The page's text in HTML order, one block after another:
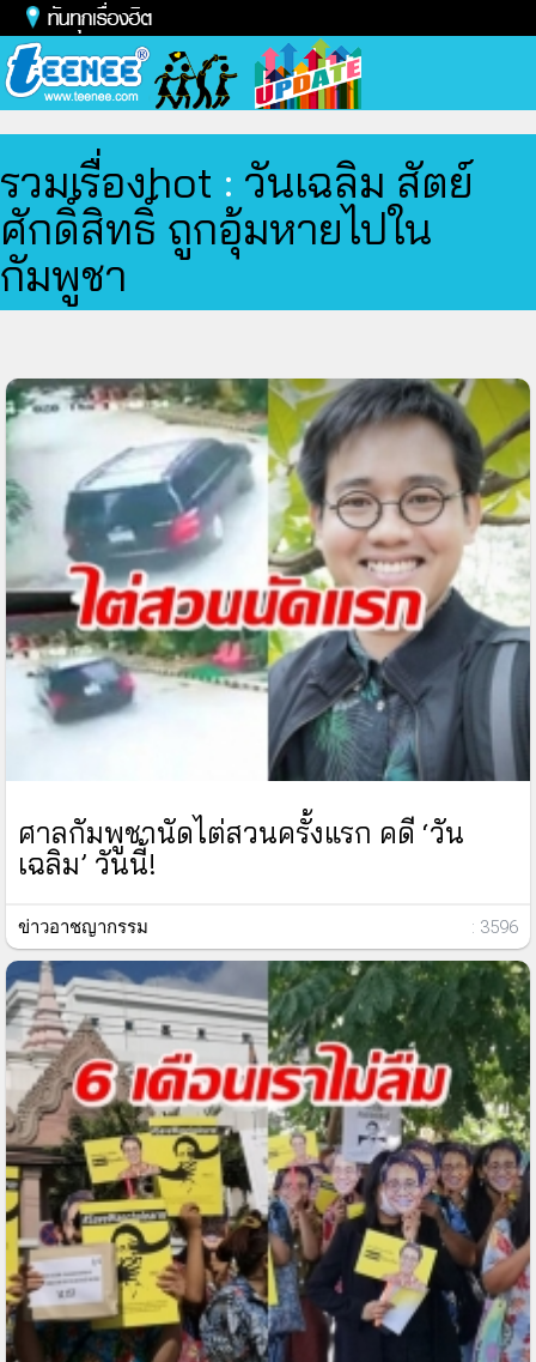
รวมเรื่องhot : วันเฉลิม สัตย์
ศักดิ์สิทธิ์ ถูกอุ้มหายไปใน
กัมพูชา
ศาลกัมพูชานัดไต่สวนครั้งแรก คดี ‘วัน
เฉลิม’ วันนี้!
ข่าวอาชญากรรม : 3596